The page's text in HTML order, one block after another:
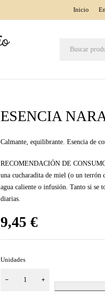
Inicio
ESENCIA
Calmante, equilibrante. Esencia de
RECOMENDACIÓN DE
una cucharadita de miel (o un terrón
agua caliente o infusión. Tanto si se
diarias.
9,45€
Unidades